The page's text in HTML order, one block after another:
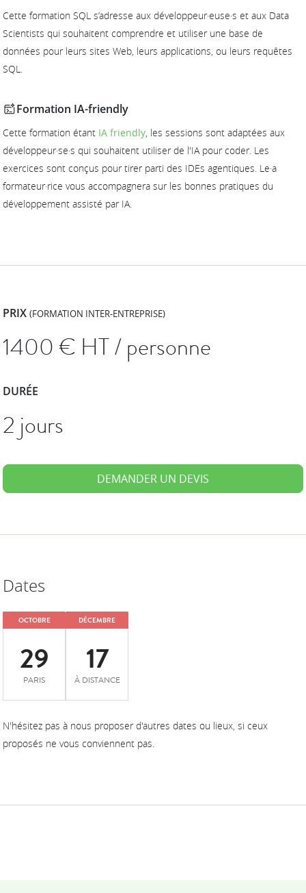
Cette formation SQL s’adresse aux développeur·euse·s et aux Data
Scientists qui souhaitent comprendre et utiliser une base de
données pour leurs sites Web, leurs applications, ou leurs requêtes
SQL.
Formation IA-friendly
Cette formation étant IA friendly , les sessions sont adaptées aux
développeur·se·s qui souhaitent utiliser de l'IA pour coder. Les
exercices sont conçus pour tirer parti des IDEs agentiques. Le·a
formateur·rice vous accompagnera sur les bonnes pratiques du
développement assisté par IA.
PRIX(FORMATION INTER-ENTREPRISE)
1400€ HT / personne
DURÉE
2 jours
DEMANDER UN DEVIS
Dates
OCTOBRE
29
PARIS
DÉCEMBRE
17
À DISTANCE
N'hésitez pas à nous proposer d'autres dates ou lieux, si ceux
proposés ne vous conviennent pas.